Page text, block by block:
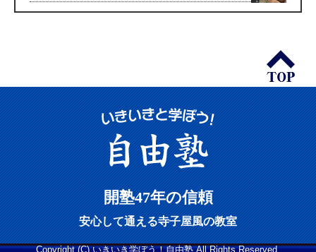
開塾47年の信頼
安心して通える寺子屋風の教室
Copyright (C) いきいき学ぼう！自由塾 All Rights Reserved.